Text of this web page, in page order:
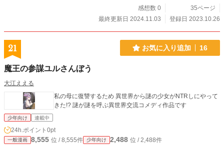
感想数 0
35ページ
最終更新日 2024.11.03
登録日 2023.10.26
21 お気に入り追加 16
魔王の参謀ユルさんぼう
大江ええる
私の母に復讐するため 異世界から謎の少女がNTRしにやって
きた!? 謎が謎を呼ぶ異世界交流コメディ作品です
少年向け 連載中
24h.ポイント 0pt
一般漫画 8,555 位 / 8,555件 少年向け 2,488 位 / 2,488件